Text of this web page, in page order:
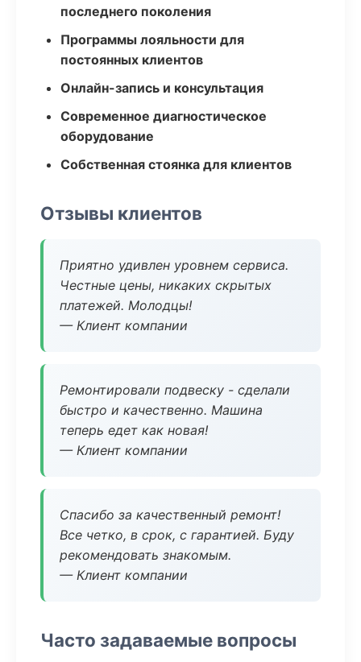
последнего поколения
Программы лояльности для
постоянных клиентов
Онлайн-запись и консультация
Современное диагностическое
оборудование
Собственная стоянка для клиентов
Отзывы клиентов
Приятно удивлен уровнем сервиса.
Честные цены, никаких скрытых
платежей. Молодцы!
— Клиент компании
Ремонтировали подвеску - сделали
быстро и качественно. Машина
теперь едет как новая!
— Клиент компании
Спасибо за качественный ремонт!
Все четко, в срок, с гарантией. Буду
рекомендовать знакомым.
— Клиент компании
Часто задаваемые вопросы